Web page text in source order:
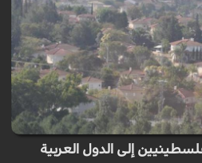
إلى الدول العربية